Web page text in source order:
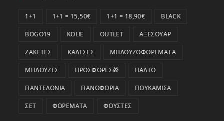
1+1 1+1 = 15,50€ 1+1 = 18,90€ BLACK
BOGO19 KOLIE OUTLET ΑΞΕΣΟΥΆΡ
ΖΑΚΈΤΕΣ ΚΆΛΤΣΕΣ ΜΠΛΟΥΖΟΦΟΡΈΜΑΤΑ
ΜΠΛΟΎΖΕΣ ΠΡΟΣΦΟΡΕΣ🎁 ΠΑΛΤΌ
ΠΑΝΤΕΛΌΝΙΑ ΠΑΝΩΦΌΡΙΑ ΠΟΥΚΆΜΙΣΑ
ΣΕΤ ΦΟΡΈΜΑΤΑ ΦΟΎΣΤΕΣ